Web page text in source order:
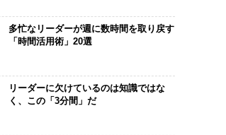
多忙なリーダーが週に数時間を取り戻す
「時間活用術」20選
リーダーに欠けているのは知識ではな
く、この「3分間」だ